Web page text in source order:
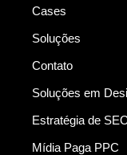
Cases
Soluções
Contato
Soluções em
Estratégia de
Mídia Paga PPC